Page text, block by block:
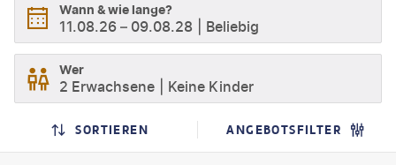
Wann & wie lange?
11.08.26 – 09.08.28 Beliebig
Wer
2 Erwachsene Keine Kinder
SORTIEREN ANGEBOTSFILTER